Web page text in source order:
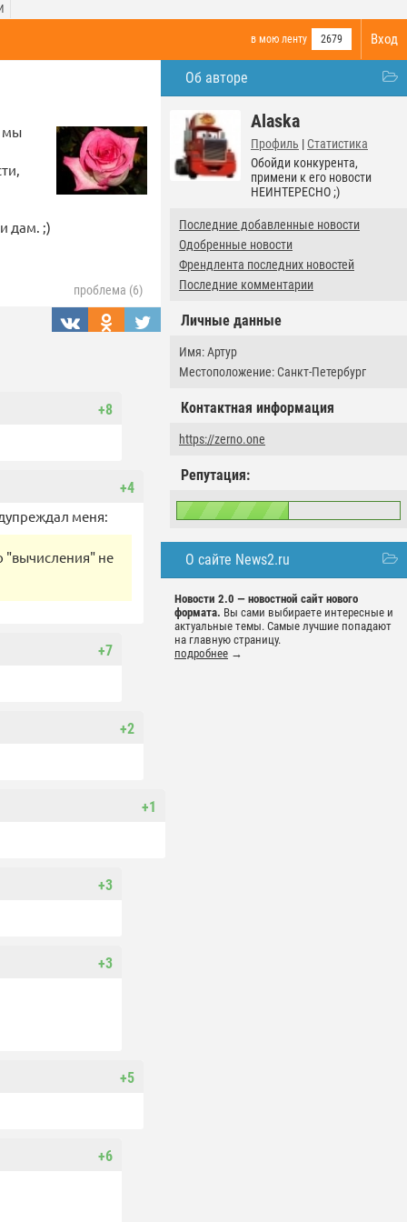
Вход
в мою ленту 2679
Об авторе
Alaska
Профиль | Статистика
Обойди конкурента,
примени к его новости
НЕИНТЕРЕСНО ;)
Последние добавленные новости
Одобренные новости
Френдлента последних новостей
Последние комментарии
Личные данные
Имя: Артур
Местоположение: Санкт-Петербург
Контактная информация
https://zerno.one
Репутация:
О сайте News2.ru
Новости 2.0 — новостной сайт нового
формата. Вы сами выбираете интересные и
актуальные темы. Самые лучшие попадают
на главную страницу.
подробнее →
мы
дам. ;)
проблема (6)
+8
+4
меня:
"вычисления" не
+7
+2
+1
+3
+3
+5
+6